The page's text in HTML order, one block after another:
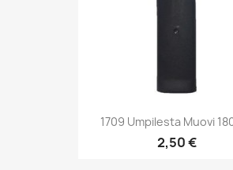
1709 Umpilesta Muovi
2,50 €